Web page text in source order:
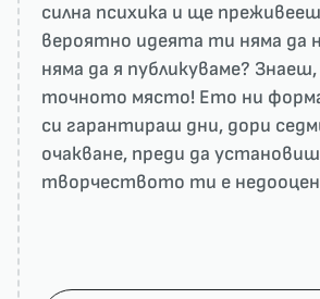
силна психика и ще
вероятно идеята ти няма да
няма да я публикуваме? Знаеш,
точното място! Ето ни
си гарантираш дни, дори
очакване, преди да
творчеството ти е